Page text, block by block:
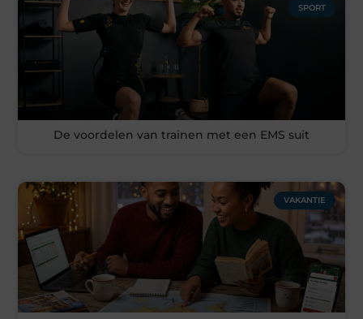
SPORT
De voordelen van trainen met een EMS suit
VAKANTIE